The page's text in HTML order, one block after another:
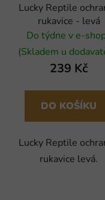
Lucky Reptile
rukavice - levá
Do týdne v e-
(Skladem u
239 Kč
DO KOŠÍKU
Lucky Reptile
rukavice levá.